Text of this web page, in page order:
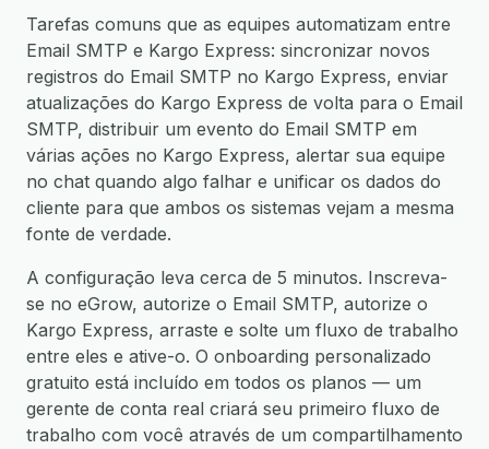
Tarefas comuns que as equipes automatizam entre
Email SMTP e Kargo Express: sincronizar novos
registros do Email SMTP no Kargo Express, enviar
atualizações do Kargo Express de volta para o Email
SMTP, distribuir um evento do Email SMTP em
várias ações no Kargo Express, alertar sua equipe
no chat quando algo falhar e unificar os dados do
cliente para que ambos os sistemas vejam a mesma
fonte de verdade.
A configuração leva cerca de 5 minutos. Inscreva-
se no eGrow, autorize o Email SMTP, autorize o
Kargo Express, arraste e solte um fluxo de trabalho
entre eles e ative-o. O onboarding personalizado
gratuito está incluído em todos os planos — um
gerente de conta real criará seu primeiro fluxo de
trabalho com você através de um compartilhamento